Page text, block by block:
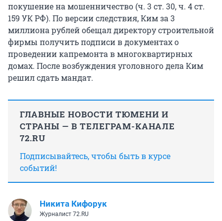
покушение на мошенничество (ч. 3 ст. 30, ч. 4 ст.
159 УК РФ). По версии следствия, Ким за 3
миллиона рублей обещал директору строительной
фирмы получить подписи в документах о
проведении капремонта в многоквартирных
домах. После возбуждения уголовного дела Ким
решил сдать мандат.
ГЛАВНЫЕ НОВОСТИ ТЮМЕНИ И
СТРАНЫ — В ТЕЛЕГРАМ-КАНАЛЕ
72.RU
Подписывайтесь, чтобы быть в курсе
событий!
Никита Кифорук
Журналист 72.RU